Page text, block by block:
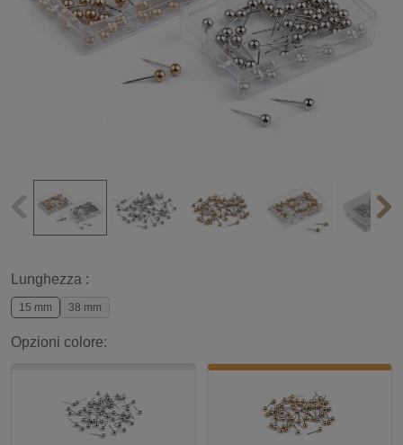
Lunghezza :
15 mm 38 mm
Opzioni colore: